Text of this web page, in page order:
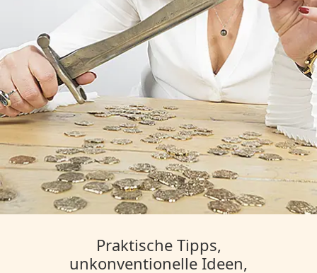
Praktische Tipps,
unkonventionelle Ideen,